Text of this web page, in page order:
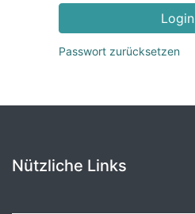
Login
Passwort zurücksetzen
Nützliche Links